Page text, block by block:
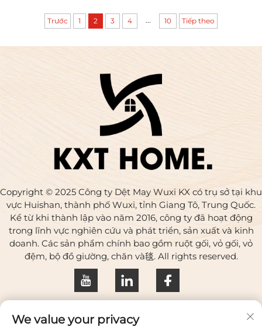
Trước 1 2 3 4 ... 10 Tiếp theo
Copyright © 2025 Công ty Dệt May Wuxi KX có trụ sở tại khu
vực Huishan, thành phố Wuxi, tỉnh Giang Tô, Trung Quốc.
Kể từ khi thành lập vào năm 2016, công ty đã hoạt động
trong lĩnh vực nghiên cứu và phát triển, sản xuất và kinh
doanh. Các sản phẩm chính bao gồm ruột gối, vỏ gối, vỏ
đệm, bộ đồ giường, chăn và毯. All rights reserved.
Chính sách bảo mật
We value your privacy